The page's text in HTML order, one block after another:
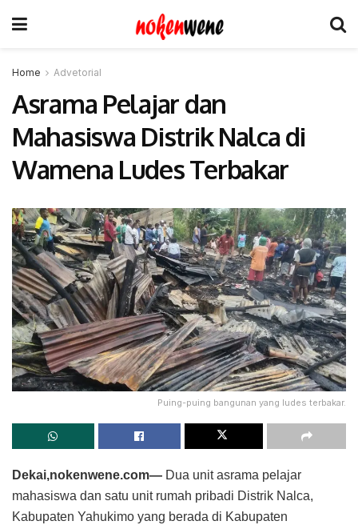
Home Advetorial
Asrama Pelajar dan
Mahasiswa Distrik Nalca di
Wamena Ludes Terbakar
Puing-puing bangunan yang ludes terbakar.
Dekai,nokenwene.com— Dua unit asrama pelajar
mahasiswa dan satu unit rumah pribadi Distrik Nalca,
Kabupaten Yahukimo yang berada di Kabupaten